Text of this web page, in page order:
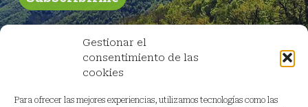
Gestionar el
consentimiento de las
cookies
Para ofrecer las mejores experiencias, utilizamos tecnologías como las